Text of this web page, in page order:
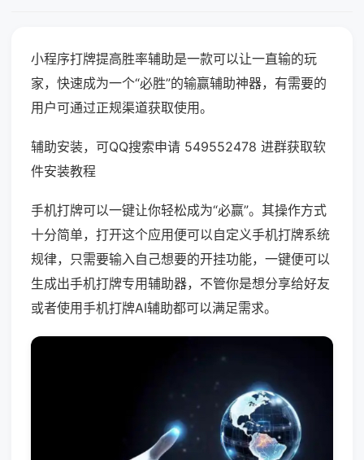
小程序打牌提高胜率辅助是一款可以让一直输的玩
家，快速成为一个“必胜”的输赢辅助神器，有需要的
用户可通过正规渠道获取使用。
辅助安装，可QQ搜索申请 549552478 进群获取软
件安装教程
手机打牌可以一键让你轻松成为“必赢”。其操作方式
十分简单，打开这个应用便可以自定义手机打牌系统
规律，只需要输入自己想要的开挂功能，一键便可以
生成出手机打牌专用辅助器，不管你是想分享给好友
或者使用手机打牌AI辅助都可以满足需求。